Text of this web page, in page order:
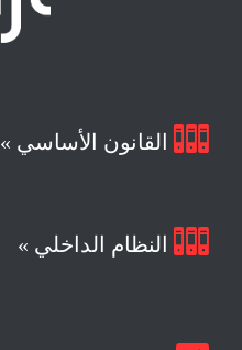
 القانون الأساسي »
 النظام الداخلي »